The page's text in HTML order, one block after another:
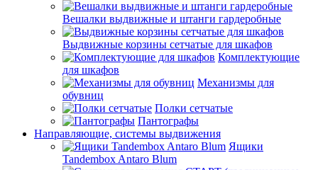
Вешалки выдвижные и штанги гардеробные
Выдвижные корзины сетчатые для шкафов
Комплектующие
для шкафов
Механизмы для
обувниц
Полки сетчатые
Пантографы
Направляющие, системы выдвижения
Ящики
Tandembox Antaro Blum